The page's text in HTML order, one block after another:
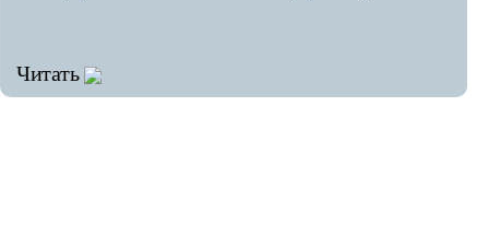
Читать